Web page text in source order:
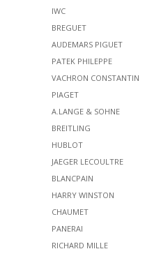
IWC
BREGUET
AUDEMARS PIGUET
PATEK PHILEPPE
VACHRON CONSTANTIN
PIAGET
A.LANGE & SOHNE
BREITLING
HUBLOT
JAEGER LECOULTRE
BLANCPAIN
HARRY WINSTON
CHAUMET
PANERAI
RICHARD MILLE